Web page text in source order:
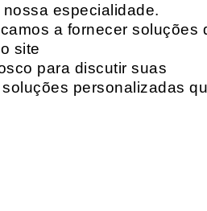
especialidade.
a fornecer soluções
site
para discutir suas
personalizadas